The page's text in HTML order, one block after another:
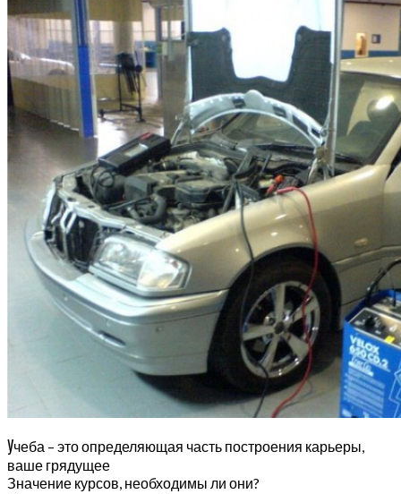
Учеба – это определяющая часть построения карьеры,
ваше грядущее
Значение курсов, необходимы ли они?